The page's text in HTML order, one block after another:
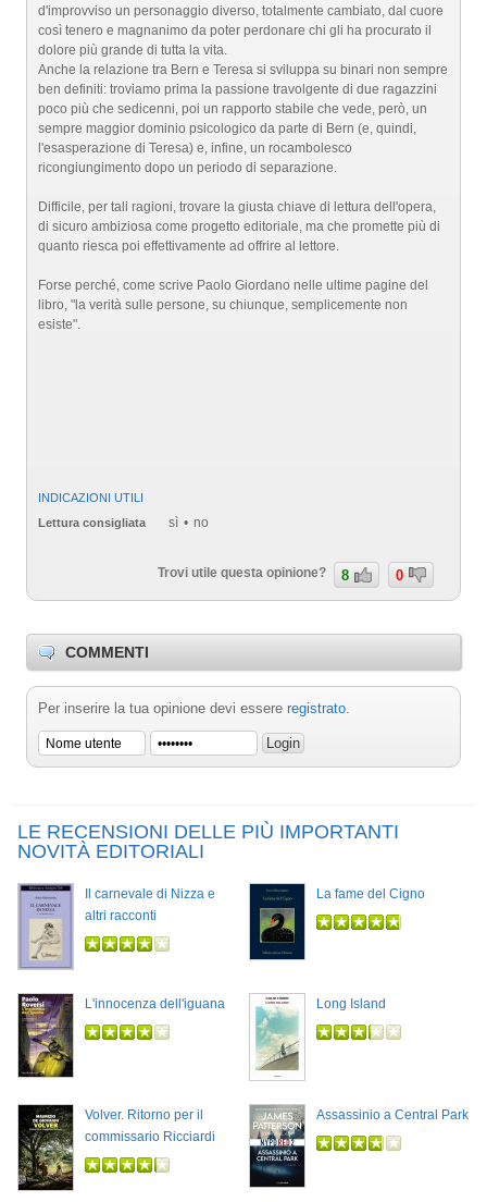
d'improvviso un personaggio diverso, totalmente cambiato, dal cuore
così tenero e magnanimo da poter perdonare chi gli ha procurato il
dolore più grande di tutta la vita.
Anche la relazione tra Bern e Teresa si sviluppa su binari non sempre
ben definiti: troviamo prima la passione travolgente di due ragazzini
poco più che sedicenni, poi un rapporto stabile che vede, però, un
sempre maggior dominio psicologico da parte di Bern (e, quindi,
l'esasperazione di Teresa) e, infine, un rocambolesco
ricongiungimento dopo un periodo di separazione.
Difficile, per tali ragioni, trovare la giusta chiave di lettura dell'opera,
di sicuro ambiziosa come progetto editoriale, ma che promette più di
quanto riesca poi effettivamente ad offrire al lettore.
Forse perché, come scrive Paolo Giordano nelle ultime pagine del
libro, "la verità sulle persone, su chiunque, semplicemente non
esiste".
INDICAZIONI UTILI
Lettura consigliata
sì no
Trovi utile questa opinione? 8 0
COMMENTI
Per inserire la tua opinione devi essere registrato.
LE RECENSIONI DELLE PIÙ IMPORTANTI
NOVITÀ EDITORIALI
Il carnevale di Nizza e
altri racconti
La fame del Cigno
L'innocenza dell'iguana Long Island
Volver. Ritorno per il
commissario Ricciardi
Assassinio a Central Park